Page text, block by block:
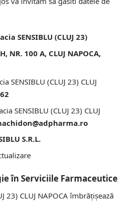
SENSIBLU (CLUJ 23)
NR. 100 A, CLUJ NAPOCA,
SENSIBLU (CLUJ 23) CLUJ
SENSIBLU (CLUJ 23) CLUJ
S.R.L.
în Serviciile Farmaceutice
23) CLUJ NAPOCA îmbrățișează